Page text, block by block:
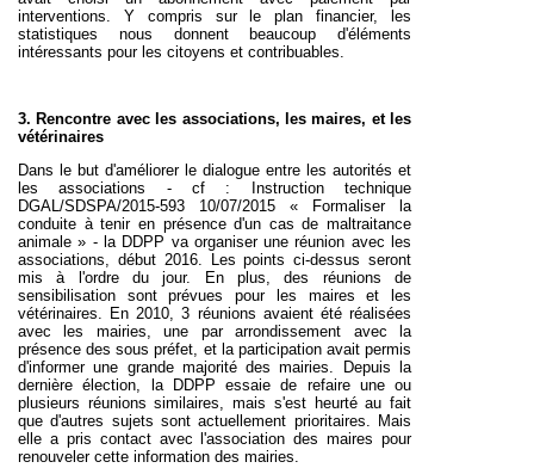
interventions. Y compris sur le plan financier, les
statistiques nous donnent beaucoup d'éléments
intéressants pour les citoyens et contribuables.
3. Rencontre avec les associations, les maires, et les
vétérinaires
Dans le but d'améliorer le dialogue entre les autorités et
les associations - cf :
Instruction technique
DGAL/SDSPA/2015-593 10/07/2015 « Formaliser la
conduite à tenir en présence d'un cas de maltraitance
animale » - la DDPP va organiser une réunion avec les
associations, début 2016. Les points ci-dessus seront
mis à l'ordre du jour. En plus, des réunions de
sensibilisation sont prévues pour les maires et les
vétérinaires. En 2010, 3 réunions avaient été réalisées
avec les mairies, une par arrondissement avec la
présence des sous préfet, et la participation avait permis
d'informer une grande majorité des mairies. Depuis la
dernière élection, la DDPP essaie de refaire une ou
plusieurs réunions similaires, mais s'est heurté au fait
que d'autres sujets sont actuellement prioritaires. Mais
elle a pris contact avec l'association des maires pour
renouveler cette information des mairies.